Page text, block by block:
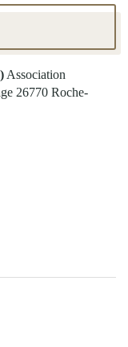
Association
26770 Roche-